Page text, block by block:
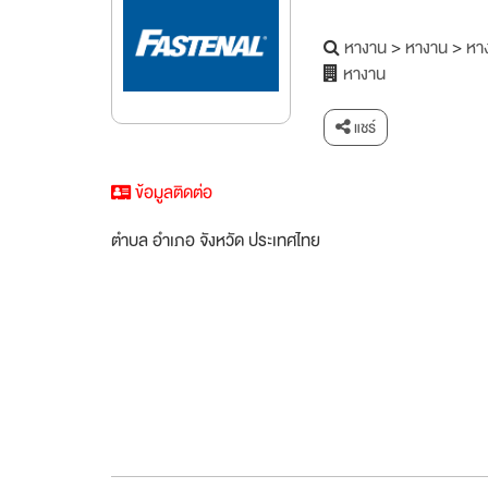
หางาน>หางาน>ห
หางาน
แชร์
ข้อมูลติดต่อ
ตำบล อำเภอ จังหวัด ประเทศไทย